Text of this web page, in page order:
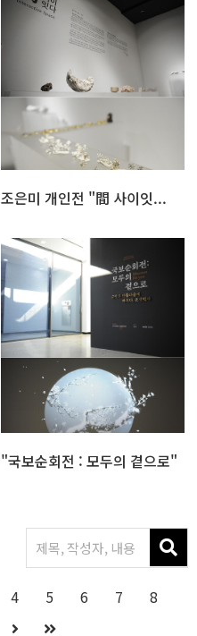
조은미 개인전 "間 사이잇...
"국보순회전 : 모두의 곁으로"
4 5 6 7
8